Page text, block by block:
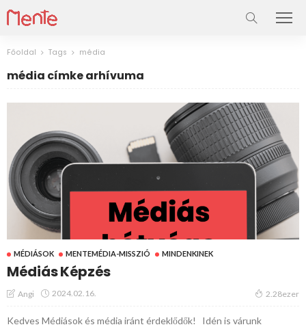
Főoldal Tags média
média címke arhívuma
MÉDIÁSOK MENTEMÉDIA-MISSZIÓ MINDENKINEK
Médiás Képzés
Angi 2024.02.16. 2.28ezer
Kedves Médiások és média iránt érdeklődők! Idén is várunk